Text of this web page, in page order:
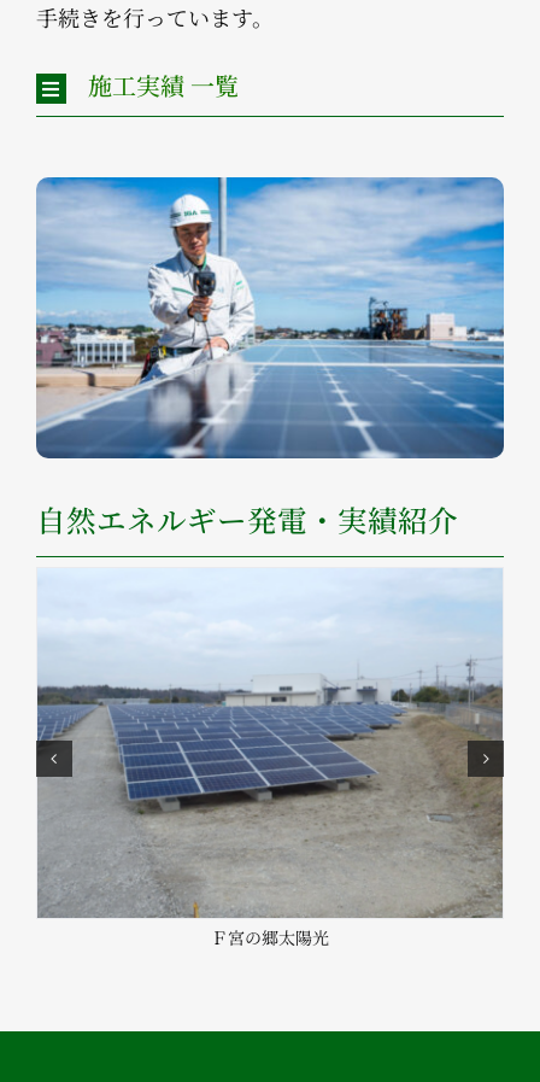
手続きを行っています。
施工実績 一覧
自然エネルギー発電・実績紹介
Ｆ宮の郷太陽光